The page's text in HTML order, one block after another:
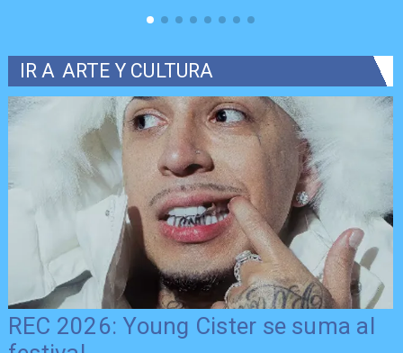
IR A ARTE Y CULTURA
REC 2026: Young Cister se suma al